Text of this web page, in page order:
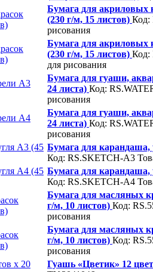
Бумага для акриловых
(230 г/м, 15 листов) Код:
рисования
Бумага для акриловых
(230 г/м, 15 листов) Код:
для рисования
Бумага для гуаши,
24 листа) Код:
рисования
Бумага для гуаши,
24 листа) Код:
рисования
Бумага для карандаша,
Код: RS.SKETCH-A3
Бумага для карандаша,
Код: RS.SKETCH-A4
Бумага для масляных
г/м, 10 листов) Код:
рисования
Бумага для масляных
г/м, 10 листов) Код:
рисования
Гуашь «Цветик» 12